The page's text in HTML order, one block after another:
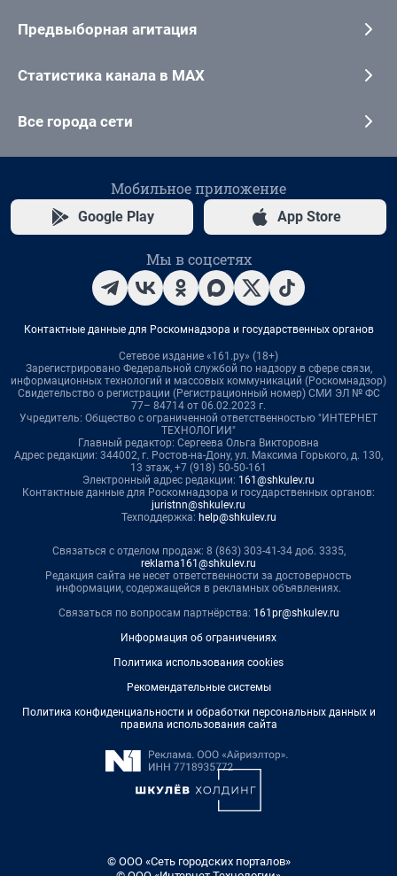
Предвыборная агитация
Статистика канала в MAX
Все города сети
Мобильное приложение
Google Play App Store
Мы в соцсетях
Контактные данные для Роскомнадзора и государственных органов
Сетевое издание «161.ру» (18+)
Зарегистрировано Федеральной службой по надзору в сфере связи,
информационных технологий и массовых коммуникаций (Роскомнадзор)
Свидетельство о регистрации (Регистрационный номер) СМИ ЭЛ № ФС
77– 84714 от 06.02.2023 г.
Учредитель: Общество с ограниченной ответственностью "ИНТЕРНЕТ
ТЕХНОЛОГИИ"
Главный редактор: Сергеева Ольга Викторовна
Адрес редакции: 344002, г. Ростов-на-Дону, ул. Максима Горького, д. 130,
13 этаж, +7 (918) 50-50-161
Электронный адрес редакции: 161@shkulev.ru
Контактные данные для Роскомнадзора и государственных органов:
juristnn@shkulev.ru
Техподдержка: help@shkulev.ru
Связаться с отделом продаж: 8 (863) 303-41-34 доб. 3335,
reklama161@shkulev.ru
Редакция сайта не несет ответственности за достоверность
информации, содержащейся в рекламных объявлениях.
Связаться по вопросам партнёрства: 161pr@shkulev.ru
Информация об ограничениях
Политика использования cookies
Рекомендательные системы
Политика конфиденциальности и обработки персональных данных и
правила использования сайта
© ООО «Сеть городских порталов»